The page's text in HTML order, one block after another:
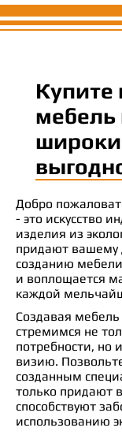
Купите
мебель
Добро
- это искусство
изделия из
придают вашему
созданию
и воплощается
каждой
Создавая
стремимся не
потребности, но
визию.
созданным
только придают
способствуют
использованию